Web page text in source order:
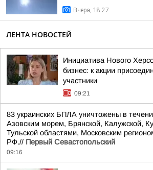
Вчера, 18:27
ЛЕНТА НОВОСТЕЙ
Инициатива Нового
бизнес: к акции
участники
09:21
83 украинских БПЛА уничтожены в
Азовским морем, Брянской, Калужской,
Тульской областями, Московским
РФ.// Первый Севастопольский
09:16